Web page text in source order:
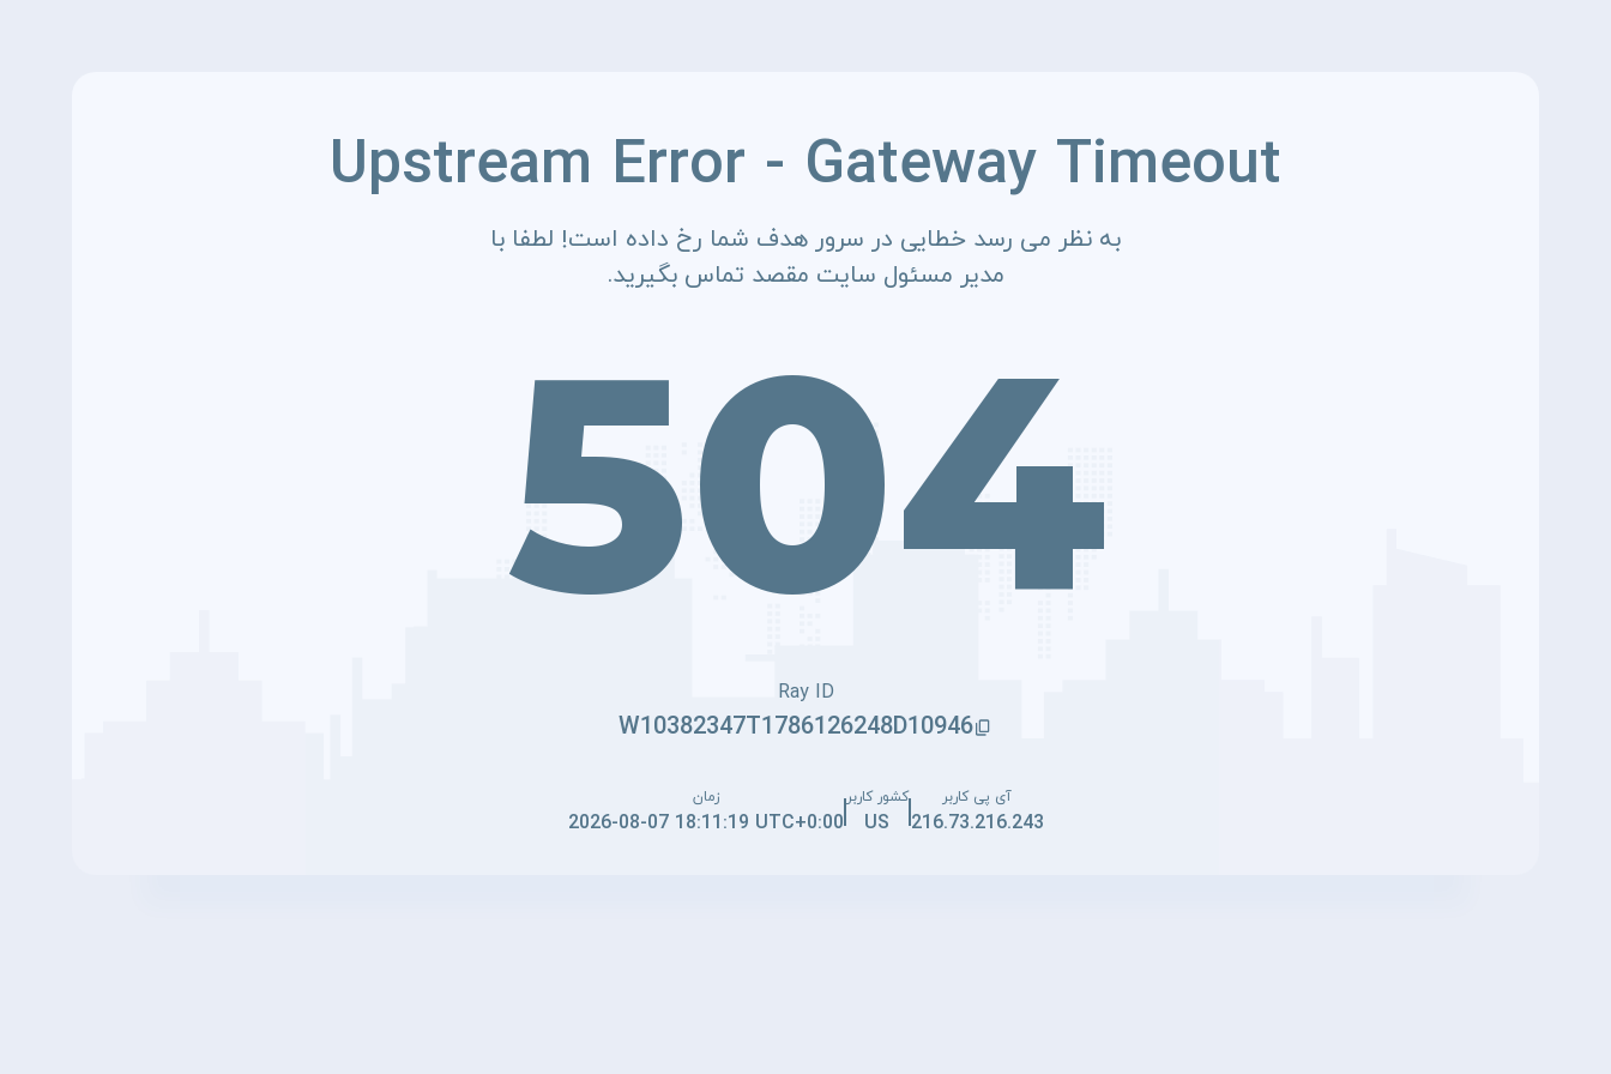
Upstream Error - Gateway Timeout
به نظر می رسد خطایی در سرور هدف شما رخ داده است! لطفا با
مدیر مسئول سایت مقصد تماس بگیرید.
504
Ray ID
W10382347T1786126248D10946
آی پی کاربر
216.73.216.243
کشور کاربر
US
زمان
2026-08-07 18:11:19 UTC+0:00